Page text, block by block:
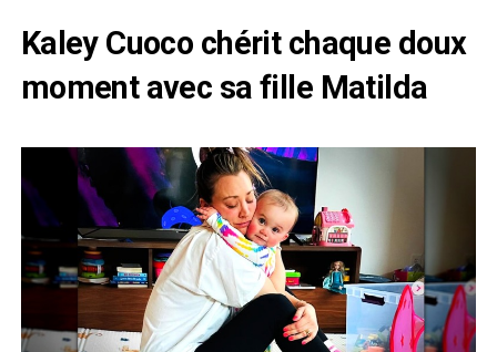
Kaley Cuoco chérit chaque doux
moment avec sa fille Matilda